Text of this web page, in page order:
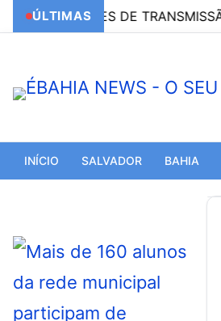
ÚLTIMASDE TRANSMISSÃO AO
INÍCIO SALVADOR BAHIA